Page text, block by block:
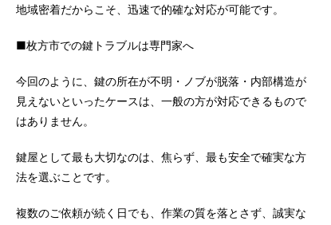
地域密着だからこそ、迅速で的確な対応が可能です。
■枚方市での鍵トラブルは専門家へ
今回のように、鍵の所在が不明・ノブが脱落・内部構造が
見えないといったケースは、一般の方が対応できるもので
はありません。
鍵屋として最も大切なのは、焦らず、最も安全で確実な方
法を選ぶことです。
複数のご依頼が続く日でも、作業の質を落とさず、誠実な